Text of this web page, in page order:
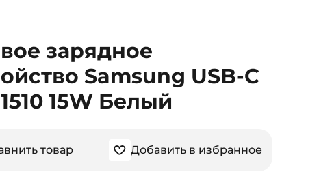
зарядное
Samsung USB-C
15W Белый
товар Добавить в избранное